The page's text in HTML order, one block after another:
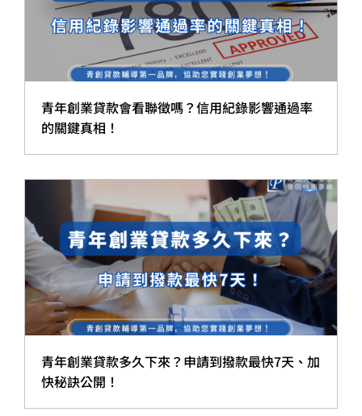
青年創業貸款會看聯徵嗎？信用紀錄影響通過率
的關鍵真相！
青年創業貸款多久下來？申請到撥款最快7天、加
快秘訣公開！